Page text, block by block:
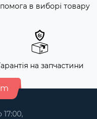
в виборі товару
на запчастини